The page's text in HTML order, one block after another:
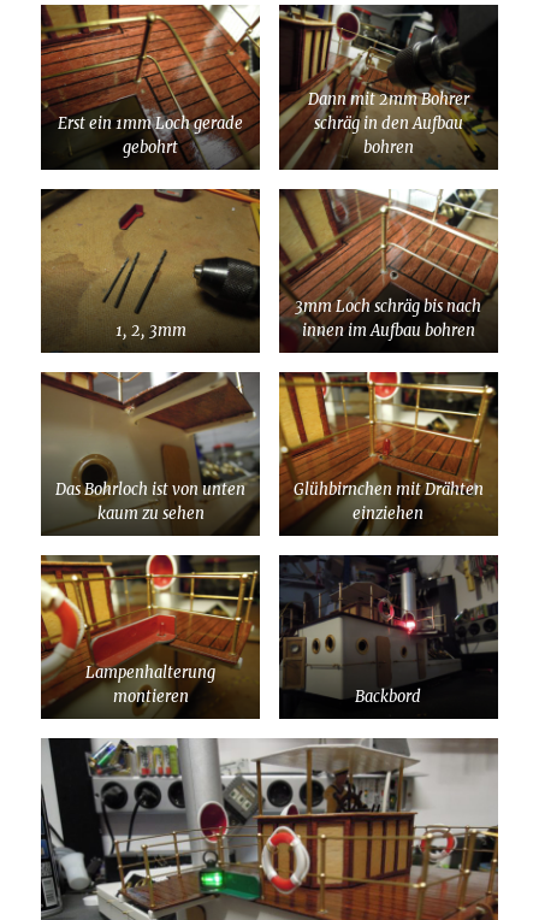
Erst ein 1mm Loch gerade
gebohrt
Dann mit 2mm Bohrer
schräg in den Aufbau
bohren
1, 2, 3mm
3mm Loch schräg bis nach
innen im Aufbau bohren
Das Bohrloch ist von unten
kaum zu sehen
Glühbirnchen mit Drähten
einziehen
Lampenhalterung
montieren
Backbord